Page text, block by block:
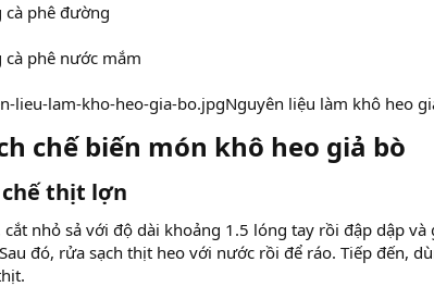
phê đường
phê nước mắm
Nguyên liệu làm khô heo
chế biến món khô heo giả bò​
chế thịt lợn​
nhỏ sả với độ dài khoảng 1.5 lóng tay rồi đập dập
đó, rửa sạch thịt heo với nước rồi để ráo. Tiếp đến,